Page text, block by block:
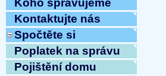
Koho spravujeme
Kontaktujte nás
Spočtěte si
Poplatek na správu
Pojištění domu